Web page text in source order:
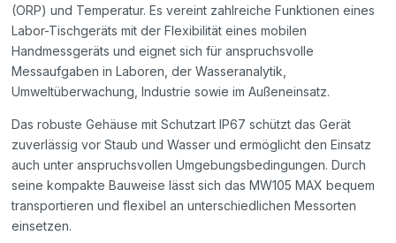
(ORP) und Temperatur. Es vereint zahlreiche Funktionen eines
Labor-Tischgeräts mit der Flexibilität eines mobilen
Handmessgeräts und eignet sich für anspruchsvolle
Messaufgaben in Laboren, der Wasseranalytik,
Umweltüberwachung, Industrie sowie im Außeneinsatz.
Das robuste Gehäuse mit Schutzart IP67 schützt das Gerät
zuverlässig vor Staub und Wasser und ermöglicht den Einsatz
auch unter anspruchsvollen Umgebungsbedingungen. Durch
seine kompakte Bauweise lässt sich das MW105 MAX bequem
transportieren und flexibel an unterschiedlichen Messorten
einsetzen.